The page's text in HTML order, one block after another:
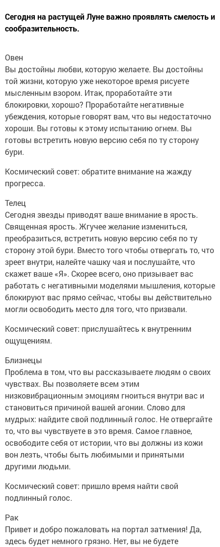
Сегодня на растущей Луне важно проявлять смелость и
сообразительность.
Овен
Вы достойны любви, которую желаете. Вы достойны
той жизни, которую уже некоторое время рисуете
мысленным взором. Итак, проработайте эти
блокировки, хорошо? Проработайте негативные
убеждения, которые говорят вам, что вы недостаточно
хороши. Вы готовы к этому испытанию огнем. Вы
готовы встретить новую версию себя по ту сторону
бури.
Космический совет: обратите внимание на жажду
прогресса.
Телец
Сегодня звезды приводят ваше внимание в ярость.
Священная ярость. Жгучее желание измениться,
преобразиться, встретить новую версию себя по ту
сторону этой бури. Вместо того чтобы отвергать то, что
зреет внутри, налейте чашку чая и послушайте, что
скажет ваше «Я». Скорее всего, оно призывает вас
работать с негативными моделями мышления, которые
блокируют вас прямо сейчас, чтобы вы действительно
могли освободить место для того, что призвали.
Космический совет: прислушайтесь к внутренним
ощущениям.
Близнецы
Проблема в том, что вы рассказываете людям о своих
чувствах. Вы позволяете всем этим
низковибрационным эмоциям гноиться внутри вас и
становиться причиной вашей агонии. Слово для
мудрых: найдите свой подлинный голос. Не отвергайте
то, что вы чувствуете в это время. Самое главное,
освободите себя от истории, что вы должны из кожи
вон лезть, чтобы быть любимыми и принятыми
другими людьми.
Космический совет: пришло время найти свой
подлинный голос.
Рак
Привет и добро пожаловать на портал затмения! Да,
здесь будет немного грязно. Нет, вы не будете